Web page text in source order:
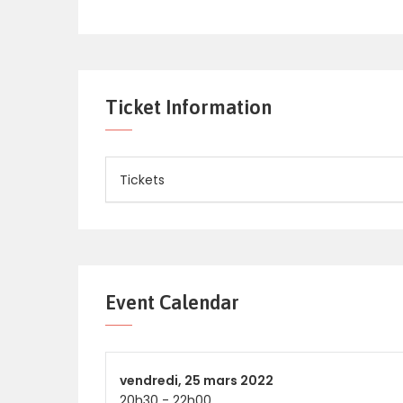
Ticket Information
Tickets
Event Calendar
vendredi, 25 mars 2022